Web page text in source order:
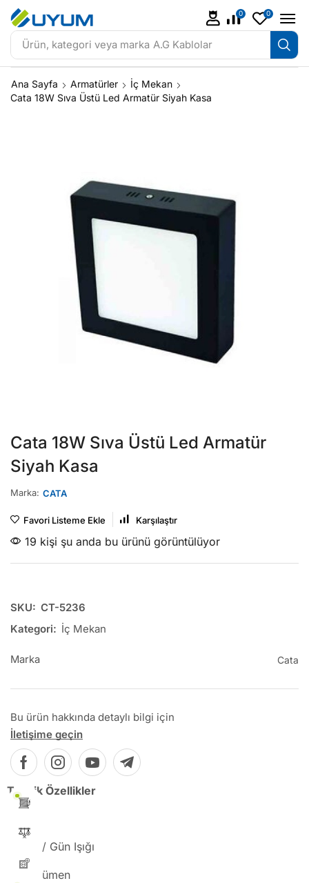
Ürün, kategori veya marka A.G Kablolar
0 0
Ana Sayfa Armatürler
İç Mekan
Cata 18W Sıva Üstü Led Armatür Siyah Kasa
Cata 18W Sıva Üstü Led Armatür
Siyah Kasa
Marka: CATA
Favori Listeme Ekle Karşılaştır
19 kişi şu anda bu ürünü görüntülüyor
SKU: CT-5236
Kategori: İç Mekan
Marka Cata
Bu ürün hakkında detaylı bilgi için
İletişime geçin
Teknik Özellikler
Beyaz / Gün Işığı
1820 Lümen